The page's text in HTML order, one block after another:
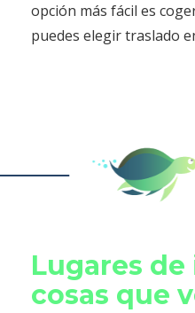
opción más fácil es
puedes elegir traslado
Lugares
cosas que